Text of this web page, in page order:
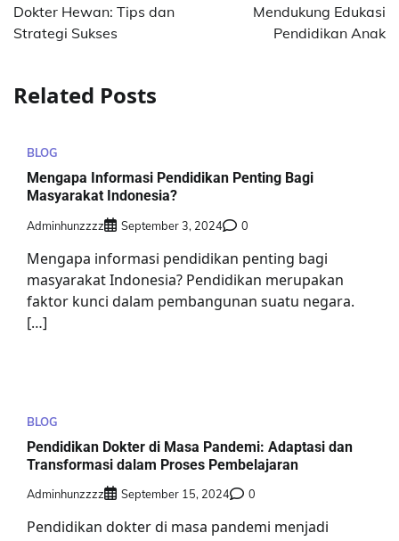
Dokter Hewan: Tips dan
Strategi Sukses
Mendukung Edukasi
Pendidikan Anak
Related Posts
BLOG
Mengapa Informasi Pendidikan Penting Bagi
Masyarakat Indonesia?
Adminhunzzzz September 3, 2024 0
Mengapa informasi pendidikan penting bagi
masyarakat Indonesia? Pendidikan merupakan
faktor kunci dalam pembangunan suatu negara.
[…]
BLOG
Pendidikan Dokter di Masa Pandemi: Adaptasi dan
Transformasi dalam Proses Pembelajaran
Adminhunzzzz September 15, 2024 0
Pendidikan dokter di masa pandemi menjadi